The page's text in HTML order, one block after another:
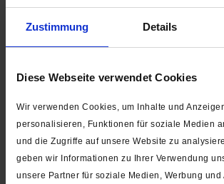
Zustimmung Details
Diese Webseite verwendet Cookies
Wir verwenden Cookies, um Inhalte und
personalisieren, Funktionen für soziale Medien
und die Zugriffe auf unsere Website zu
geben wir Informationen zu Ihrer Verwendung
unsere Partner für soziale Medien, Werbung und
Lieferzeit ca. 1-3 Werktage
Auf die Wunschliste
Artikel-Nr.: 0525
Beschreibung
PRYM-Artikel-Nr. 910 121 Material: 72%
Elastodien Breite: 10 mm Länge:...mehr